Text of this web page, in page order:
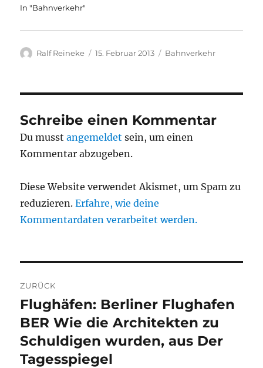
In "Bahnverkehr"
Autor
Ralf Reineke
Veröffentlicht
15. Februar 2013 Kategorien
Bahnverkehr
Schreibe einen Kommentar
Du musstangemeldet sein, um einen
Kommentar abzugeben.
Diese Website verwendet Akismet, um Spam zu
reduzieren.Erfahre, wie deine
Kommentardaten verarbeitet werden.
ZURÜCK
Vorheriger
Beitrag:
Flughäfen: Berliner Flughafen
BER Wie die Architekten zu
Schuldigen wurden, aus Der
Tagesspiegel